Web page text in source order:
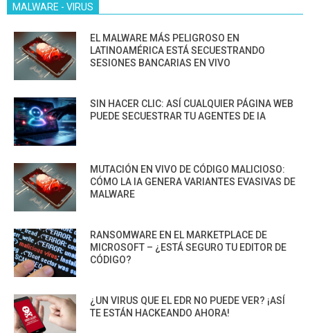
MALWARE - VIRUS
EL MALWARE MÁS PELIGROSO EN
LATINOAMÉRICA ESTÁ SECUESTRANDO
SESIONES BANCARIAS EN VIVO
SIN HACER CLIC: ASÍ CUALQUIER PÁGINA WEB
PUEDE SECUESTRAR TU AGENTES DE IA
MUTACIÓN EN VIVO DE CÓDIGO MALICIOSO:
CÓMO LA IA GENERA VARIANTES EVASIVAS DE
MALWARE
RANSOMWARE EN EL MARKETPLACE DE
MICROSOFT – ¿ESTÁ SEGURO TU EDITOR DE
CÓDIGO?
¿UN VIRUS QUE EL EDR NO PUEDE VER? ¡ASÍ
TE ESTÁN HACKEANDO AHORA!